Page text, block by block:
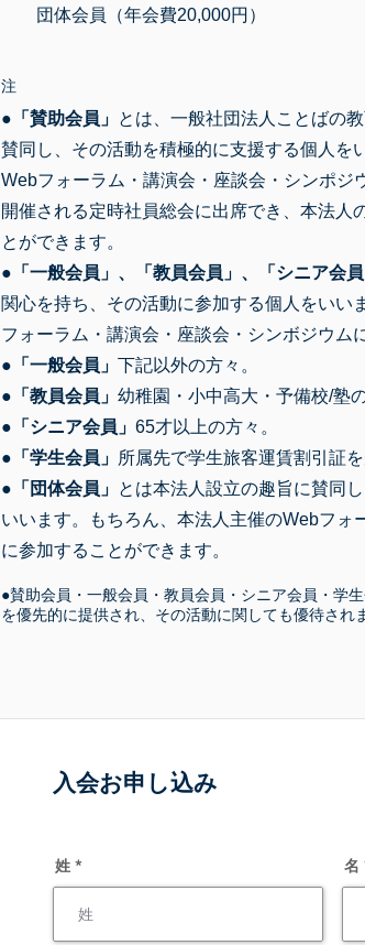
団体会員（年会費20,000円）
注
● 「賛助会員」 とは、一般社団法人ことばの
賛同し、その活動を積極的に支援する個人を
Webフォーラム・講演会・座談会・シンポジ
開催される定時社員総会に出席でき、本法人
とができます。
● 「一般会員」、「教員会員」、「シニア会
関心を持ち、その活動に参加する個人をいい
フォーラム・講演会・座談会・シンボジウム
● 「一般会員」 下記以外の方々。
● 「教員会員」 幼稚園・小中高大・予備校/塾
● 「シニア会員」 65才以上の方々。
● 「学生会員」 所属先で学生旅客運賃割引証を
● 「団体会員」 とは本法人設立の趣旨に賛同
いいます。もちろん、本法人主催のWebフォ
に参加することができます。
●賛助会員・一般会員・教員会員・シニア会員・学
を優先的に提供され、その活動に関しても優待され
入会お申し込み
姓 * 名